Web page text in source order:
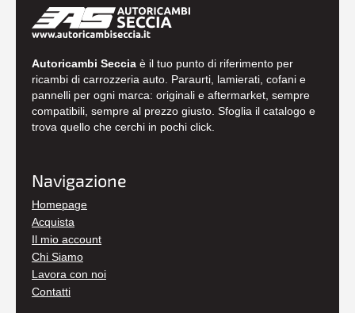
Autoricambi Seccia è il tuo punto di riferimento per
ricambi di carrozzeria auto. Paraurti, lamierati, cofani e
pannelli per ogni marca: originali e aftermarket, sempre
compatibili, sempre al prezzo giusto. Sfoglia il catalogo e
trova quello che cerchi in pochi click.
Navigazione
Homepage
Acquista
Il mio account
Chi Siamo
Lavora con noi
Contatti